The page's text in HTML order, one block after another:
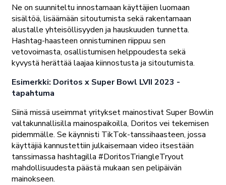
Ne on suunniteltu innostamaan käyttäjien luomaan
sisältöä, lisäämään sitoutumista sekä rakentamaan
alustalle yhteisöllisyyden ja hauskuuden tunnetta.
Hashtag-haasteen onnistuminen riippuu sen
vetovoimasta, osallistumisen helppoudesta sekä
kyvystä herättää laajaa kiinnostusta ja sitoutumista.
Esimerkki: Doritos x Super Bowl LVII 2023 -
tapahtuma
Siinä missä useimmat yritykset mainostivat Super Bowlin
valtakunnallisilla mainospaikoilla, Doritos vei tekemisen
pidemmälle. Se käynnisti TikTok-tanssihaasteen, jossa
käyttäjiä kannustettiin julkaisemaan video itsestään
tanssimassa hashtagilla #DoritosTriangleTryout
mahdollisuudesta päästä mukaan sen pelipäivän
mainokseen.